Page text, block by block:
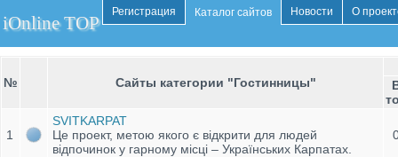
iOnline TOP
Регистрация Каталог сайтов Новости О
№ Сайты категории "Гостинницы"
1
SVITKARPAT
Це проект, метою якого є відкрити для людей
відпочинок у гарному місці – Українських Карпатах.